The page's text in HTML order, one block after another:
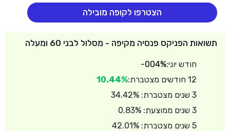
הצטרפו לקופה מובילה
תשואות הפניקס פנסיה מקיפה - מסלול לבני 60 ומעלה
חודש יוני:-004%
12 חודשים מצטברת:
10.44%
3 שנים מצטברת: 34.42%
3 שנים ממוצעת: 0.83%
5 שנים מצטברת: 42.01%